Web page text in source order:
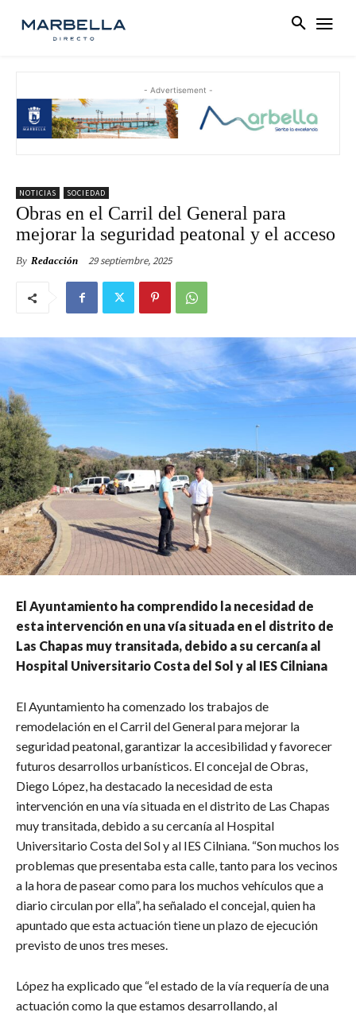
- Advertisement -
NOTICIAS SOCIEDAD
Obras en el Carril del General para
mejorar la seguridad peatonal y el acceso
By Redacción 29 septiembre, 2025
El Ayuntamiento ha comprendido la necesidad de
esta intervención en una vía situada en el distrito de
Las Chapas muy transitada, debido a su cercanía al
Hospital Universitario Costa del Sol y al IES Cilniana
El Ayuntamiento ha comenzado los trabajos de
remodelación en el Carril del General para mejorar la
seguridad peatonal, garantizar la accesibilidad y favorecer
futuros desarrollos urbanísticos. El concejal de Obras,
Diego López, ha destacado la necesidad de esta
intervención en una vía situada en el distrito de Las Chapas
muy transitada, debido a su cercanía al Hospital
Universitario Costa del Sol y al IES Cilniana. “Son muchos los
problemas que presentaba esta calle, tanto para los vecinos
a la hora de pasear como para los muchos vehículos que a
diario circulan por ella”, ha señalado el concejal, quien ha
apuntado que esta actuación tiene un plazo de ejecución
previsto de unos tres meses.
López ha explicado que “el estado de la vía requería de una
actuación como la que estamos desarrollando, al